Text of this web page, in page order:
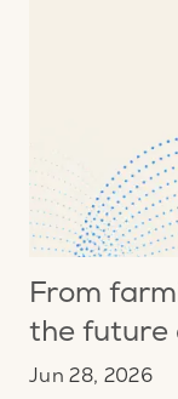
From
the future
Jun 28, 2026